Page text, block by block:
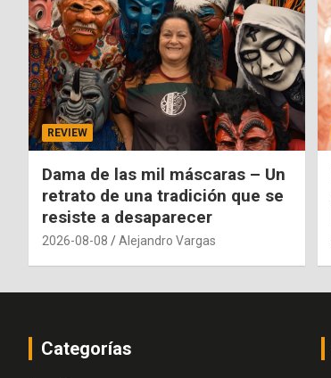
REVIEW
Dama de las mil máscaras – Un
retrato de una tradición que se
resiste a desaparecer
2026-08-08 Alejandro Vargas
Categorías